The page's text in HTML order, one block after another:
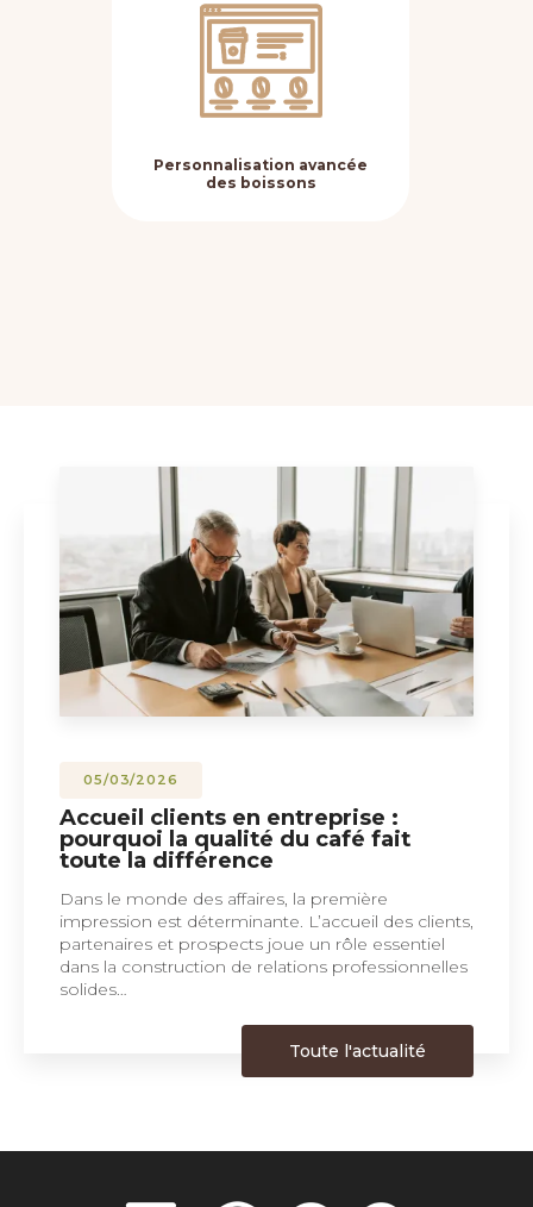
Personnalisation avancée
des boissons
05/03/2026
Accueil clients en entreprise :
pourquoi la qualité du café fait
toute la différence
Dans le monde des affaires, la première
impression est déterminante. L’accueil des clients,
partenaires et prospects joue un rôle essentiel
dans la construction de relations professionnelles
solides…
Toute l'actualité